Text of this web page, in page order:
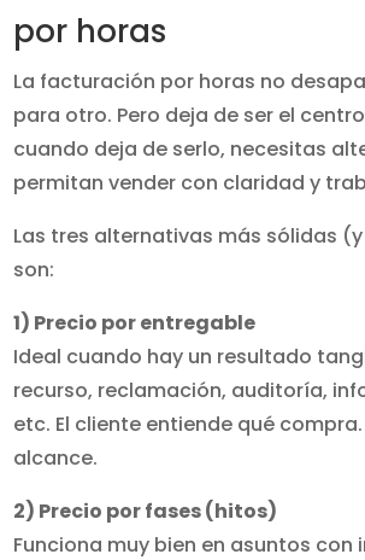
por horas
La facturación por horas no
para otro. Pero deja de ser el
cuando deja de serlo, necesitas
permitan vender con claridad y
Las tres alternativas más sólidas
son:
1) Precio por entregable
Ideal cuando hay un resultado
recurso, reclamación, auditoría,
etc. El cliente entiende qué
alcance.
2) Precio por fases (hitos)
Funciona muy bien en asuntos con